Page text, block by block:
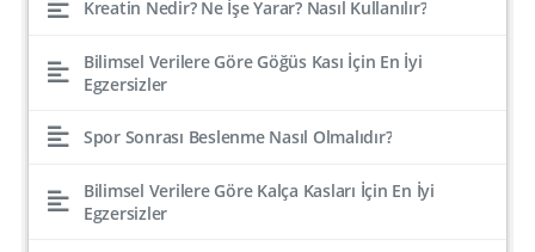
Kreatin Nedir? Ne İşe Yarar? Nasıl Kullanılır?
Bilimsel Verilere Göre Göğüs Kası İçin En İyi
Egzersizler
Spor Sonrası Beslenme Nasıl Olmalıdır?
Bilimsel Verilere Göre Kalça Kasları İçin En İyi
Egzersizler